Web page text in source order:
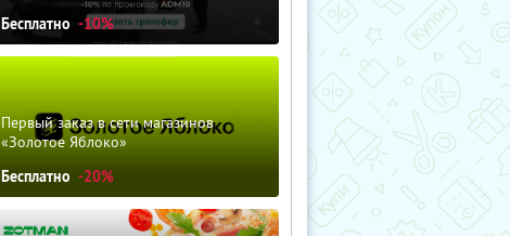
Бесплатно -10%
Первый заказ в сети магазинов
«Золотое Яблоко»
Бесплатно -20%